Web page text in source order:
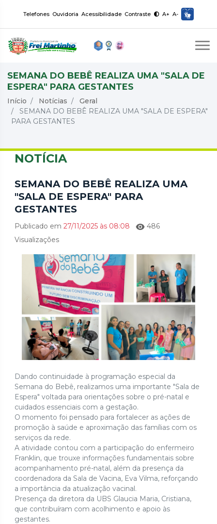
Telefones Ouvidoria Acessibilidade Contraste A+ A-
SEMANA DO BEBÊ REALIZA UMA "SALA DE
ESPERA" PARA GESTANTES
Início Notícias
Geral
SEMANA DO BEBÊ REALIZA UMA "SALA DE ESPERA"
PARA GESTANTES
NOTÍCIA
SEMANA DO BEBÊ REALIZA UMA
"SALA DE ESPERA" PARA
GESTANTES
Publicado em 27/11/2025 às 08:08
486
Visualizações
Dando continuidade à programação especial da
Semana do Bebê, realizamos uma importante "Sala de
Espera" voltada para orientações sobre o pré-natal e
cuidados essenciais com a gestação.
O momento foi pensado para fortalecer as ações de
promoção à saúde e aproximação das famílias com os
serviços da rede.
A atividade contou com a participação do enfermeiro
Franklin, que trouxe informações fundamentais sobre
acompanhamento pré-natal, além da presença da
coordenadora da Sala de Vacina, Eva Vilma, reforçando
a importância da atualização vacinal.
Presença da diretora da UBS Glaucia Maria, Cristiana,
que contribuíram com acolhimento e apoio às
gestantes.